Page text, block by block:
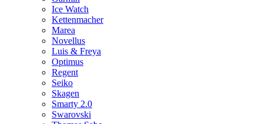
Ice Watch
Kettenmacher
Marea
Novellus
Luis & Freya
Optimus
Regent
Seiko
Skagen
Smarty 2.0
Swarovski